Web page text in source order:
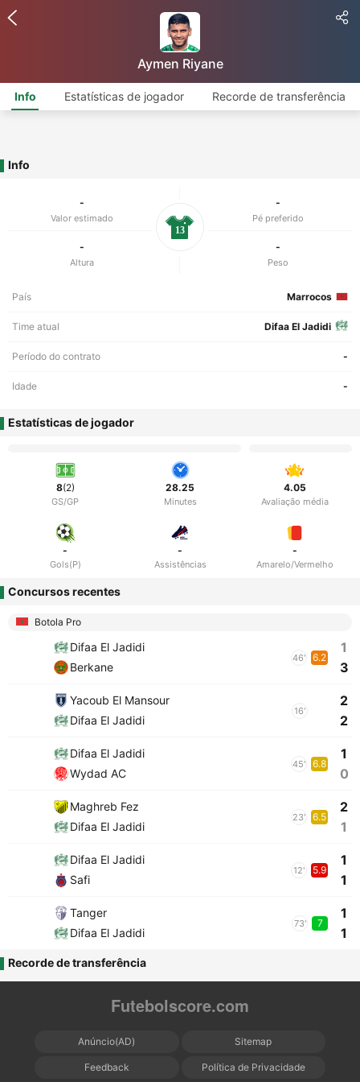
Aymen Riyane
Info Estatísticas de jogador Recorde de transferência
Info
-
Valor estimado
-
Pé preferido
-
Altura
-
Peso
13
País Marrocos
Time atual Difaa El Jadidi
Período do contrato -
Idade -
Estatísticas de jogador
8(2)
GS/GP
28.25
Minutes
4.05
Avaliação média
-
Gols(P)
-
Assistências
-
Amarelo/Vermelho
Concursos recentes
Botola Pro
Difaa El Jadidi
Berkane
46' 6.2
1
3
Yacoub El Mansour
Difaa El Jadidi
16'
2
2
Difaa El Jadidi
Wydad AC
45' 6.8
1
0
Maghreb Fez
Difaa El Jadidi
23' 6.5
2
1
Difaa El Jadidi
Safi
12' 5.9
1
1
Tanger
Difaa El Jadidi
73' 7
1
1
Recorde de transferência
Futebolscore.com
Anúncio(AD) Sitemap
Feedback Política de Privacidade